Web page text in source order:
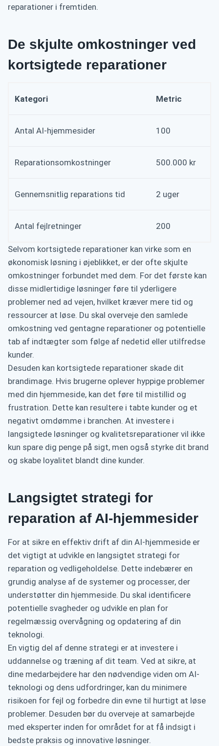
reparationer i fremtiden.
De skjulte omkostninger ved
kortsigtede reparationer
Kategori Metric
Antal AI-hjemmesider 100
Reparationsomkostninger 500.000 kr
Gennemsnitlig reparations tid 2 uger
Antal fejlretninger 200
Selvom kortsigtede reparationer kan virke som en
økonomisk løsning i øjeblikket, er der ofte skjulte
omkostninger forbundet med dem. For det første kan
disse midlertidige løsninger føre til yderligere
problemer ned ad vejen, hvilket kræver mere tid og
ressourcer at løse. Du skal overveje den samlede
omkostning ved gentagne reparationer og potentielle
tab af indtægter som følge af nedetid eller utilfredse
kunder.
Desuden kan kortsigtede reparationer skade dit
brandimage. Hvis brugerne oplever hyppige problemer
med din hjemmeside, kan det føre til mistillid og
frustration. Dette kan resultere i tabte kunder og et
negativt omdømme i branchen. At investere i
langsigtede løsninger og kvalitetsreparationer vil ikke
kun spare dig penge på sigt, men også styrke dit brand
og skabe loyalitet blandt dine kunder.
Langsigtet strategi for
reparation af AI-hjemmesider
For at sikre en effektiv drift af din AI-hjemmeside er
det vigtigt at udvikle en langsigtet strategi for
reparation og vedligeholdelse. Dette indebærer en
grundig analyse af de systemer og processer, der
understøtter din hjemmeside. Du skal identificere
potentielle svagheder og udvikle en plan for
regelmæssig overvågning og opdatering af din
teknologi.
En vigtig del af denne strategi er at investere i
uddannelse og træning af dit team. Ved at sikre, at
dine medarbejdere har den nødvendige viden om AI-
teknologi og dens udfordringer, kan du minimere
risikoen for fejl og forbedre din evne til hurtigt at løse
problemer. Desuden bør du overveje at samarbejde
med eksperter inden for området for at få indsigt i
bedste praksis og innovative løsninger.